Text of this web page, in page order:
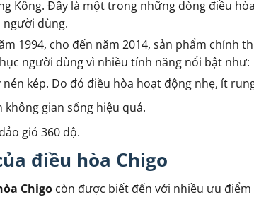
Kông. Đây là một trong những dòng điều
dùng.
1994, cho đến năm 2014, sản phẩm chính
người dùng vì nhiều tính năng nổi bật như:
kép. Do đó điều hòa hoạt động nhẹ, ít
gian sống hiệu quả.
gió 360 độ.
điều hòa Chigo
Chigo còn được biết đến với nhiều ưu điểm